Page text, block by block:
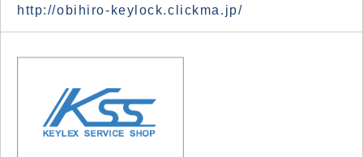
http://obihiro-keylock.clickma.jp/